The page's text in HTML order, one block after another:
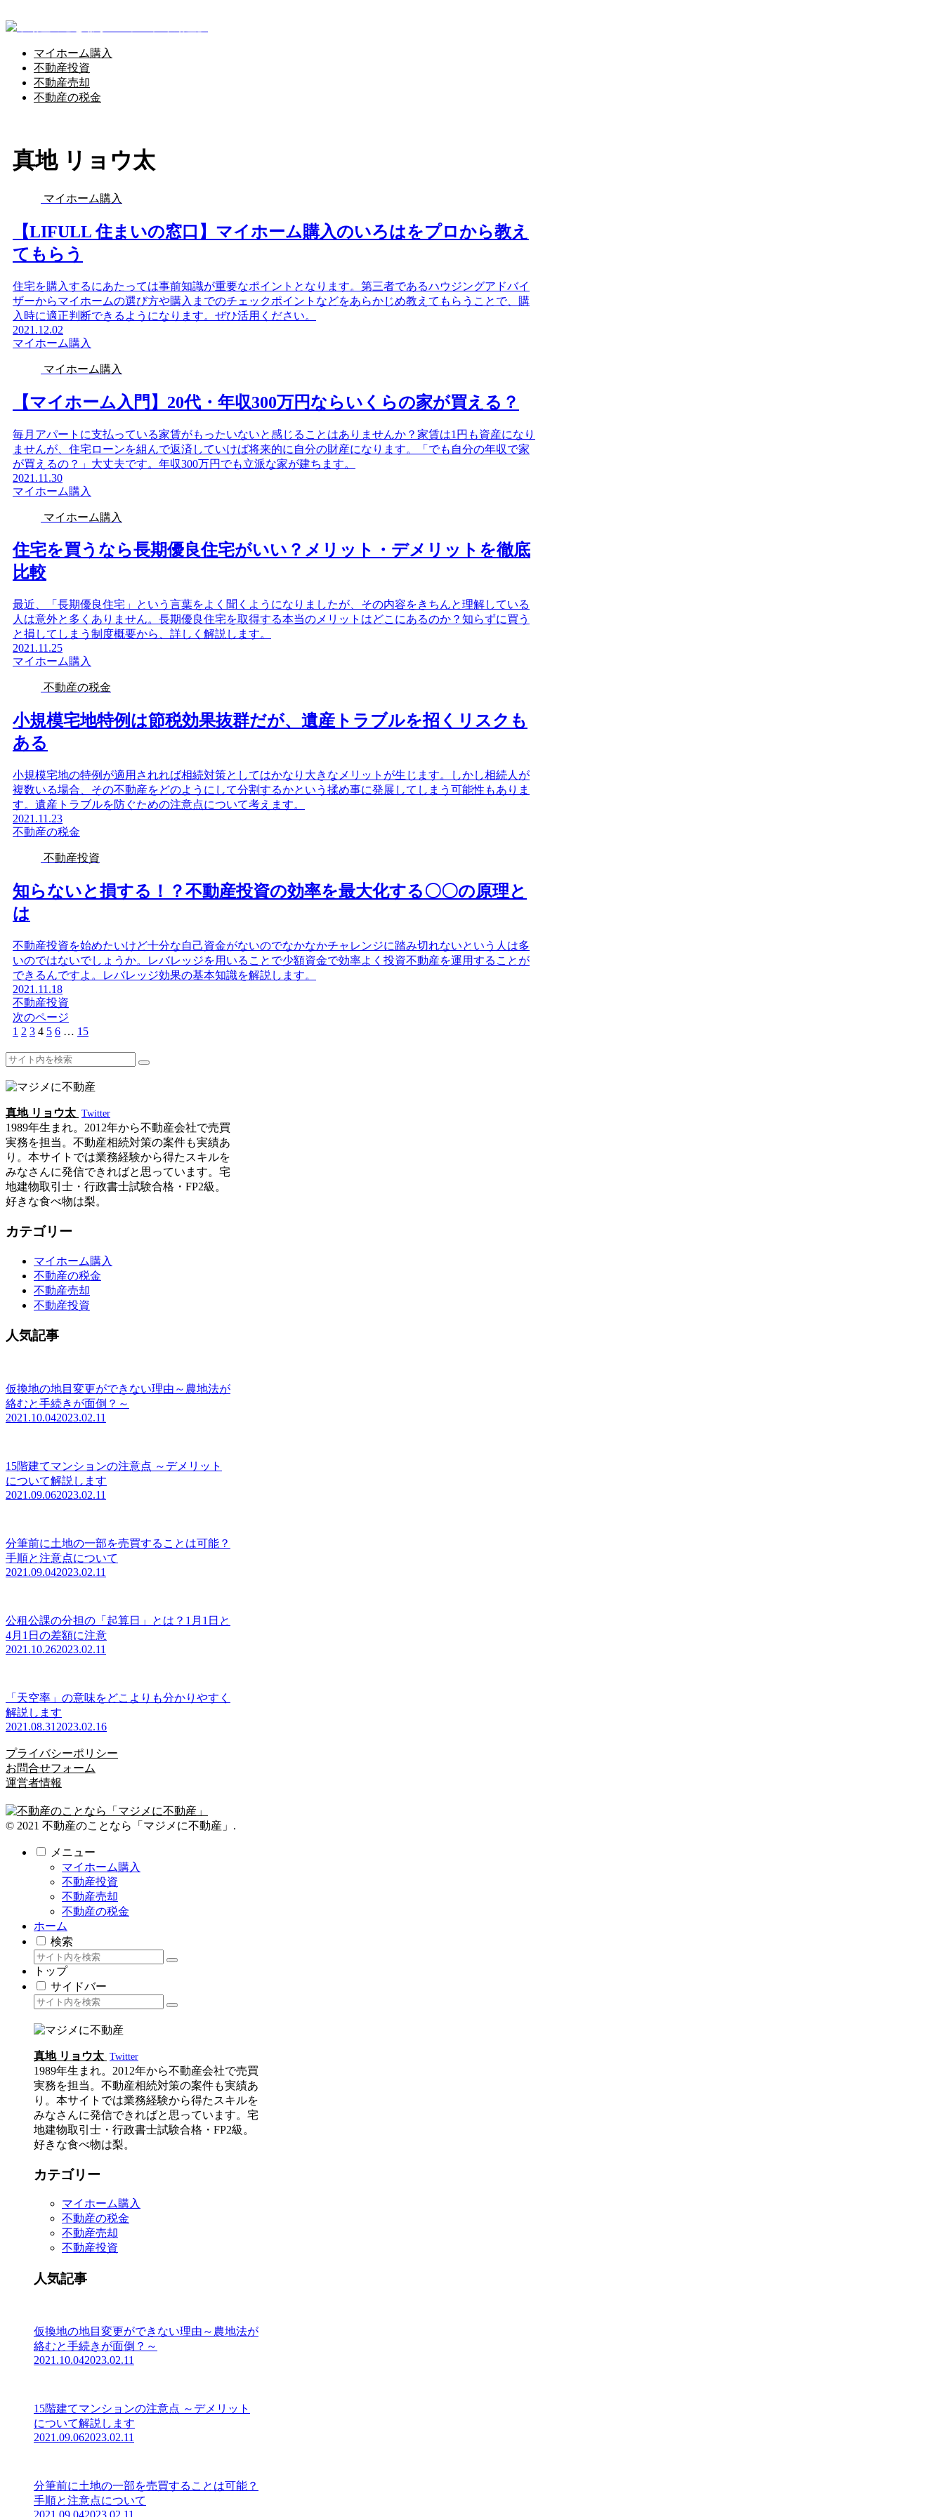
マイホーム購入
不動産投資
不動産売却
不動産の税金
真地 リョウ太
マイホーム購入
【LIFULL 住まいの窓口】マイホーム購入のいろはをプロから教え
てもらう
住宅を購入するにあたっては事前知識が重要なポイントとなります。第三者であるハウジングアドバイ
ザーからマイホームの選び方や購入までのチェックポイントなどをあらかじめ教えてもらうことで、購
入時に適正判断できるようになります。ぜひ活用ください。
2021.12.02
マイホーム購入
マイホーム購入
【マイホーム入門】20代・年収300万円ならいくらの家が買える？
毎月アパートに支払っている家賃がもったいないと感じることはありませんか？家賃は1円も資産になり
ませんが、住宅ローンを組んで返済していけば将来的に自分の財産になります。「でも自分の年収で家
が買えるの？」大丈夫です。年収300万円でも立派な家が建ちます。
2021.11.30
マイホーム購入
マイホーム購入
住宅を買うなら長期優良住宅がいい？メリット・デメリットを徹底
比較
最近、「長期優良住宅」という言葉をよく聞くようになりましたが、その内容をきちんと理解している
人は意外と多くありません。長期優良住宅を取得する本当のメリットはどこにあるのか？知らずに買う
と損してしまう制度概要から、詳しく解説します。
2021.11.25
マイホーム購入
不動産の税金
小規模宅地特例は節税効果抜群だが、遺産トラブルを招くリスクも
ある
小規模宅地の特例が適用されれば相続対策としてはかなり大きなメリットが生じます。しかし相続人が
複数いる場合、その不動産をどのようにして分割するかという揉め事に発展してしまう可能性もありま
す。遺産トラブルを防ぐための注意点について考えます。
2021.11.23
不動産の税金
不動産投資
知らないと損する！？不動産投資の効率を最大化する〇〇の原理と
は
不動産投資を始めたいけど十分な自己資金がないのでなかなかチャレンジに踏み切れないという人は多
いのではないでしょうか。レバレッジを用いることで少額資金で効率よく投資不動産を運用することが
できるんですよ。レバレッジ効果の基本知識を解説します。
2021.11.18
不動産投資
次のページ
1 2 3 4 5 6 … 15
真地 リョウ太 Twitter
1989年生まれ。2012年から不動産会社で売買
実務を担当。不動産相続対策の案件も実績あ
り。本サイトでは業務経験から得たスキルを
みなさんに発信できればと思っています。宅
地建物取引士・行政書士試験合格・FP2級。
好きな食べ物は梨。
カテゴリー
マイホーム購入
不動産の税金
不動産売却
不動産投資
人気記事
仮換地の地目変更ができない理由～農地法が
絡むと手続きが面倒？～
2021.10.042023.02.11
15階建てマンションの注意点 ～デメリット
について解説します
2021.09.062023.02.11
分筆前に土地の一部を売買することは可能？
手順と注意点について
2021.09.042023.02.11
公租公課の分担の「起算日」とは？1月1日と
4月1日の差額に注意
2021.10.262023.02.11
「天空率」の意味をどこよりも分かりやすく
解説します
2021.08.31 2023.02.16
プライバシーポリシー
お問合せフォーム
運営者情報
© 2021 不動産のことなら「マジメに不動産」.
メニュー
マイホーム購入
不動産投資
不動産売却
不動産の税金
ホーム
検索
トップ
サイドバー
真地 リョウ太 Twitter
1989年生まれ。2012年から不動産会社で売買
実務を担当。不動産相続対策の案件も実績あ
り。本サイトでは業務経験から得たスキルを
みなさんに発信できればと思っています。宅
地建物取引士・行政書士試験合格・FP2級。
好きな食べ物は梨。
カテゴリー
マイホーム購入
不動産の税金
不動産売却
不動産投資
人気記事
仮換地の地目変更ができない理由～農地法が
絡むと手続きが面倒？～
2021.10.042023.02.11
15階建てマンションの注意点 ～デメリット
について解説します
2021.09.062023.02.11
分筆前に土地の一部を売買することは可能？
手順と注意点について